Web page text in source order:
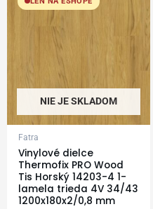
NIE JE SKLADOM
Fatra
Vinylové dielce
Thermofix PRO Wood
Tis Horský 14203-4 1-
lamela trieda 4V 34/43
1200x180x2/0,8 mm